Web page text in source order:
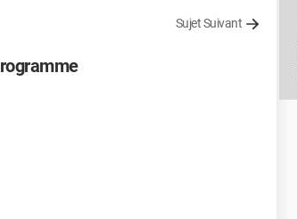
Sujet Suivant